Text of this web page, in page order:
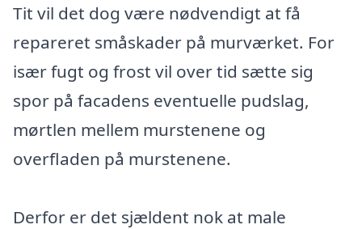
Tit vil det dog være nødvendigt at få
repareret småskader på murværket. For
især fugt og frost vil over tid sætte sig
spor på facadens eventuelle pudslag,
mørtlen mellem murstenene og
overfladen på murstenene.
Derfor er det sjældent nok at male